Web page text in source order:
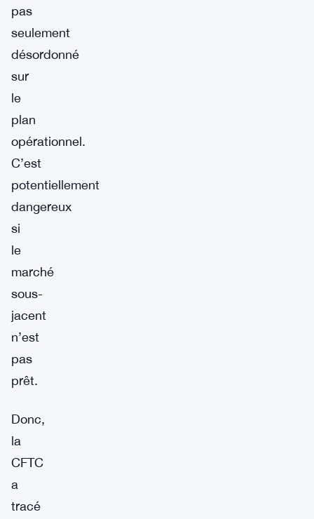
pas
seulement
désordonné
sur
le
plan
opérationnel.
C’est
potentiellement
dangereux
si
le
marché
sous-
jacent
n’est
pas
prêt.
Donc,
la
CFTC
a
tracé